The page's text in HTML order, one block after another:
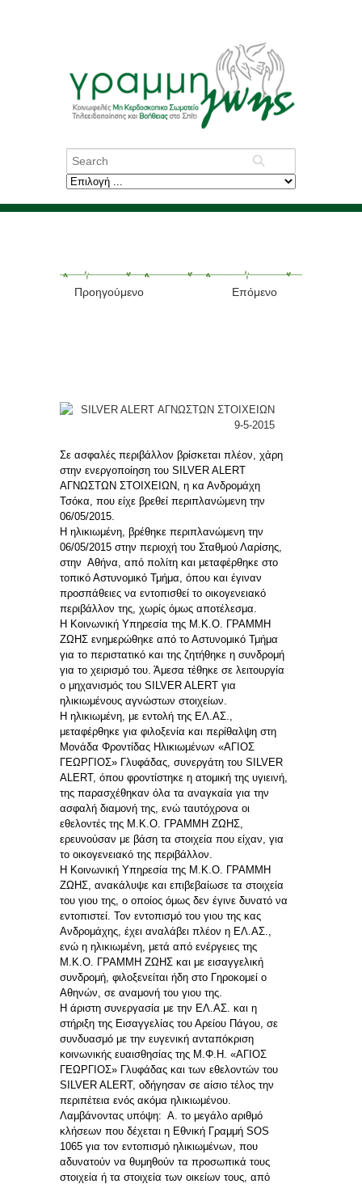
Προηγούμενο Επόμενο
Σε ασφαλές περιβάλλον βρίσκεται πλέον, χάρη
στην ενεργοποίηση του SILVER ALERT
ΑΓΝΩΣΤΩΝ ΣΤΟΙΧΕΙΩΝ, η κα Ανδρομάχη
Τσόκα, που είχε βρεθεί περιπλανώμενη την
06/05/2015.
Η ηλικιωμένη, βρέθηκε περιπλανώμενη την
06/05/2015 στην περιοχή του Σταθμού Λαρίσης,
στην Αθήνα, από πολίτη και μεταφέρθηκε στο
τοπικό Αστυνομικό Τμήμα, όπου και έγιναν
προσπάθειες να εντοπισθεί το οικογενειακό
περιβάλλον της, χωρίς όμως αποτέλεσμα.
Η Κοινωνική Υπηρεσία της Μ.Κ.Ο. ΓΡΑΜΜΗ
ΖΩΗΣ ενημερώθηκε από το Αστυνομικό Τμήμα
για το περιστατικό και της ζητήθηκε η συνδρομή
για το χειρισμό του. Άμεσα τέθηκε σε λειτουργία
ο μηχανισμός του SILVER ALERT για
ηλικιωμένους αγνώστων στοιχείων.
Η ηλικιωμένη, με εντολή της ΕΛ.ΑΣ.,
μεταφέρθηκε για φιλοξενία και περίθαλψη στη
Μονάδα Φροντίδας Ηλικιωμένων «ΑΓΙΟΣ
ΓΕΩΡΓΙΟΣ» Γλυφάδας, συνεργάτη του SILVER
ALERT, όπου φροντίστηκε η ατομική της υγιεινή,
της παρασχέθηκαν όλα τα αναγκαία για την
ασφαλή διαμονή της, ενώ ταυτόχρονα οι
εθελοντές της Μ.Κ.Ο. ΓΡΑΜΜΗ ΖΩΗΣ,
ερευνούσαν με βάση τα στοιχεία που είχαν, για
το οικογενειακό της περιβάλλον.
Η Κοινωνική Υπηρεσία της Μ.Κ.Ο. ΓΡΑΜΜΗ
ΖΩΗΣ, ανακάλυψε και επιβεβαίωσε τα στοιχεία
του γιου της, ο οποίος όμως δεν έγινε δυνατό να
εντοπιστεί. Τον εντοπισμό του γιου της κας
Ανδρομάχης, έχει αναλάβει πλέον η ΕΛ.ΑΣ.,
ενώ η ηλικιωμένη, μετά από ενέργειες της
Μ.Κ.Ο. ΓΡΑΜΜΗ ΖΩΗΣ και με εισαγγελική
συνδρομή, φιλοξενείται ήδη στο Γηροκομεί ο
Αθηνών, σε αναμονή του γιου της.
Η άριστη συνεργασία με την ΕΛ.ΑΣ. και η
στήριξη της Εισαγγελίας του Αρείου Πάγου, σε
συνδυασμό με την ευγενική ανταπόκριση
κοινωνικής ευαισθησίας της Μ.Φ.Η. «ΑΓΙΟΣ
ΓΕΩΡΓΙΟΣ» Γλυφάδας και των εθελοντών του
SILVER ALERT, οδήγησαν σε αίσιο τέλος την
περιπέτεια ενός ακόμα ηλικιωμένου.
Λαμβάνοντας υπόψη: Α. το μεγάλο αριθμό
κλήσεων που δέχεται η Εθνική Γραμμή SOS
1065 για τον εντοπισμό ηλικιωμένων, που
αδυνατούν να θυμηθούν τα προσωπικά τους
στοιχεία ή τα στοιχεία των οικείων τους, από